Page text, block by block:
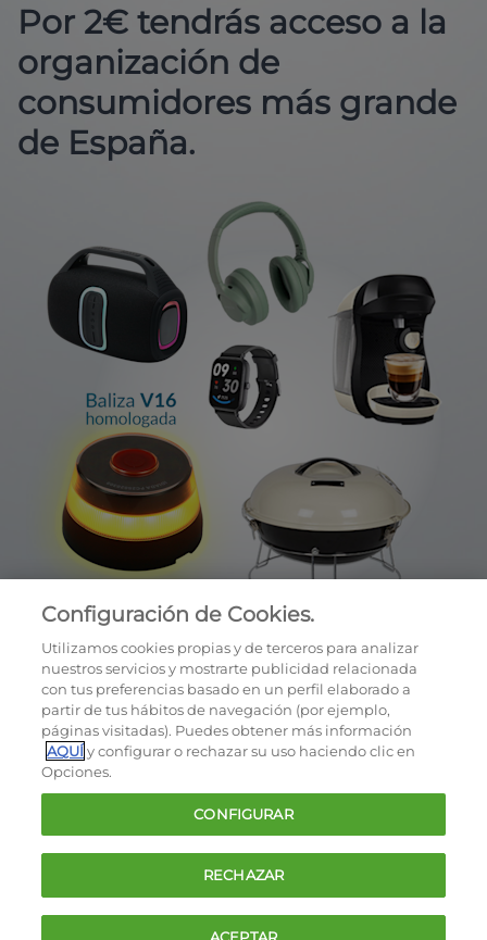
Por 2€ tendrás acceso a la
organización de
consumidores más grande
de España.
Cookies
Política de privacidad
Términos y condiciones de la oferta
Contacto
FAQ
Configuración de Cookies.
Utilizamos cookies propias y de terceros para analizar
nuestros servicios y mostrarte publicidad relacionada
con tus preferencias basado en un perfil elaborado a
partir de tus hábitos de navegación (por ejemplo,
páginas visitadas). Puedes obtener más información
AQUÍy configurar o rechazar su uso haciendo clic en
Opciones.
CONFIGURAR
RECHAZAR